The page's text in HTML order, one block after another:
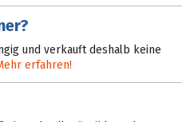
und verkauft deshalb keine
erfahren!